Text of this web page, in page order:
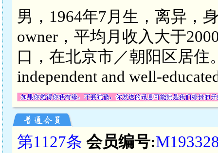
男，1964年7月生，离异，
owner，平均月收入大于
口，在北京市／朝阳区居住
independent and well-
第1127条 会员编号: